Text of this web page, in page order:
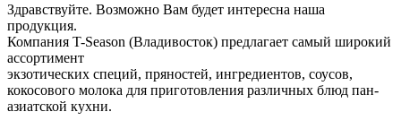
Здравствуйте. Возможно Вам будет интересна наша
продукция.
Компания T-Season (Владивосток) предлагает самый широкий
ассортимент
экзотических специй, пряностей, ингредиентов, соусов,
кокосового молока для приготовления различных блюд пан-
азиатской кухни.